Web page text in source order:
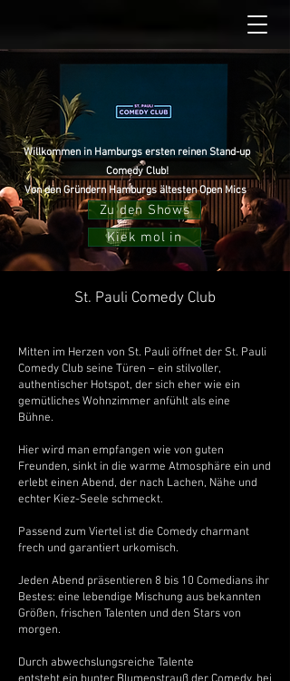
Willkommen in Hamburgs ersten reinen Stand-up
Comedy Club!
Von den Gründern Hamburgs ältesten Open Mics
Zu den Shows
Kiek mol in
St. Pauli Comedy Club
Mitten im Herzen von St. Pauli öffnet der St. Pauli
Comedy Club seine Türen – ein stilvoller,
authentischer Hotspot, der sich eher wie ein
gemütliches Wohnzimmer anfühlt als eine
Bühne.
Hier wird man empfangen wie von guten
Freunden, sinkt in die warme Atmosphäre ein und
erlebt einen Abend, der nach Lachen, Nähe und
echter Kiez-Seele schmeckt.
Passend zum Viertel ist die Comedy charmant
frech und garantiert urkomisch.
Jeden Abend präsentieren 8 bis 10 Comedians ihr
Bestes: eine lebendige Mischung aus bekannten
Größen, frischen Talenten und den Stars von
morgen.
Durch abwechslungsreiche Talente